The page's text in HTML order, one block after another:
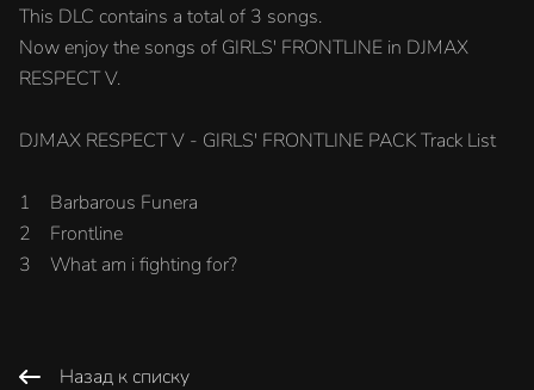
This DLC contains a total of 3 songs.
Now enjoy the songs of GIRLS' FRONTLINE in DJMAX
RESPECT V.
DJMAX RESPECT V - GIRLS' FRONTLINE PACK Track List
1 Barbarous Funera
2 Frontline
3 What am i fighting for?
Назад к списку